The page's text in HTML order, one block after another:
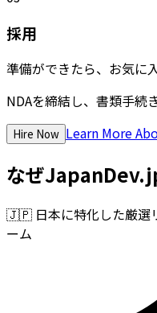
採用
準備ができたら、お気に
NDAを締結し、書類手続
Hire Now Learn More
なぜ
🇯🇵 日本に特化した厳選
ーム